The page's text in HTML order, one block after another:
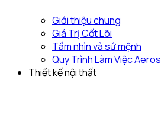
Giới thiệu chung
Giá Trị Cốt Lõi
Tầm nhìn và sứ mệnh
Quy Trình Làm Việc Aeros
Thiết kế nội thất